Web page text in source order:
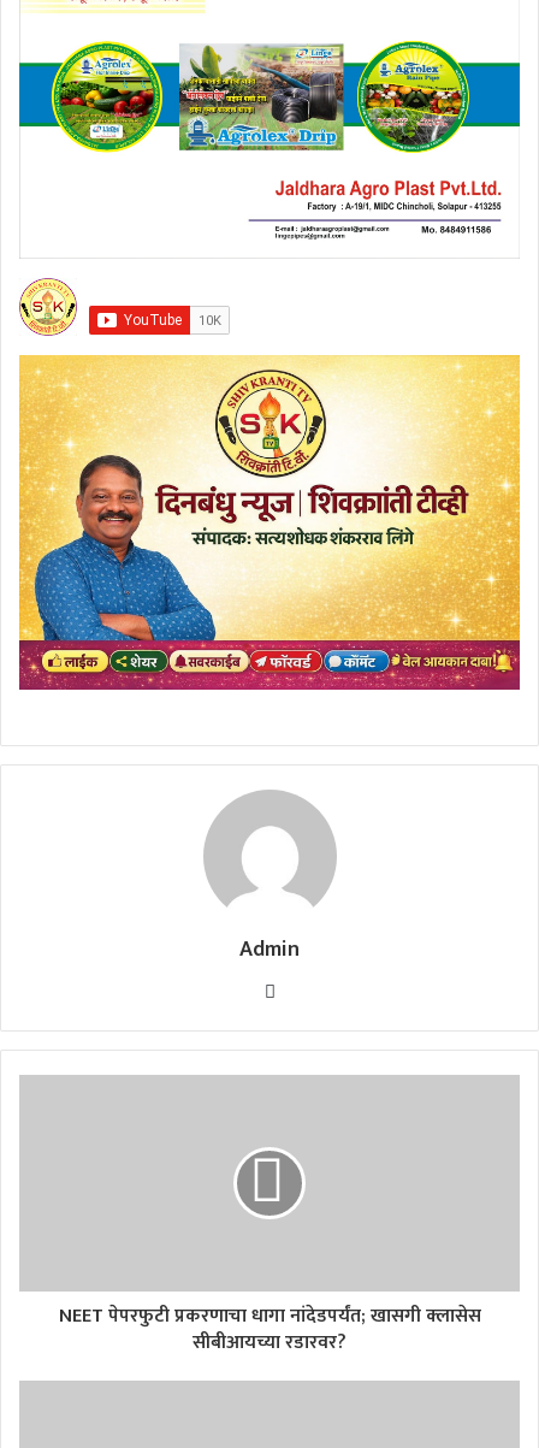
Admin
Website
NEET पेपरफुटी प्रकरणाचा धागा नांदेडपर्यंत; खासगी क्लासेस
सीबीआयच्या रडारवर?